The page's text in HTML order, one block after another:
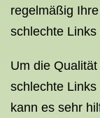
regelmäßig Ihre
schlechte
Um die
schlechte
kann es sehr